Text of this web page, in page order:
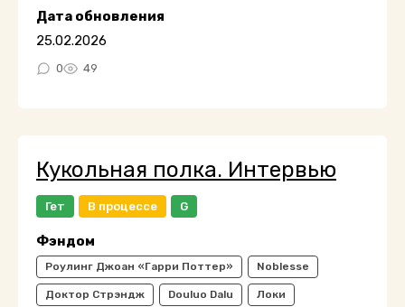
Дата обновления
25.02.2026
0 49
Кукольная полка. Интервью
Гет В процессе G
Фэндом
Роулинг Джоан «Гарри Поттер» Noblesse
Доктор Стрэндж Douluo Dalu Локи